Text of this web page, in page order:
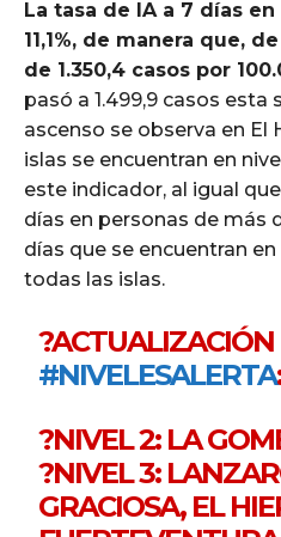
La tasa de IA a 7 días
11,1%, de manera que,
de 1.350,4 casos por
pasó a 1.499,9 casos esta
ascenso se observa en El
islas se encuentran en
este indicador, al igual
días en personas de más
días que se encuentran
todas las islas.
?ACTUALIZACIÓN
#NIVELESALERTA
?NIVEL 2: LA
?NIVEL 3:
GRACIOSA, EL